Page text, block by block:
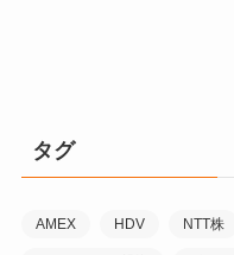
タグ
AMEX HDV NTT株